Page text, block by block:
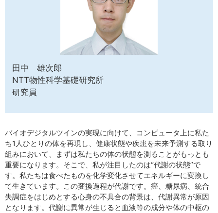
田中 雄次郎
NTT物性科学基礎研究所
研究員
バイオデジタルツインの実現に向けて、コンピュータ上に私た
ち1人ひとりの体を再現し、健康状態や疾患を未来予測する取り
組みにおいて、まずは私たちの体の状態を測ることがもっとも
重要になります。そこで、私が注目したのは“代謝の状態”で
す。私たちは食べたものを化学変化させてエネルギーに変換し
て生きています。この変換過程が代謝です。癌、糖尿病、統合
失調症をはじめとする心身の不具合の背景は、代謝異常が原因
となります。代謝に異常が生じると血液等の成分や体の中枢の